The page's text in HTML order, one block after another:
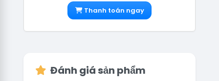
Thanh toán ngay
Đánh giá sản phẩm